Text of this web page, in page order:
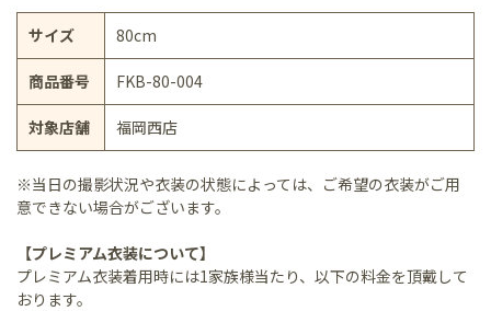
サイズ 80cm
商品番号 FKB-80-004
対象店舗 福岡西店
※当日の撮影状況や衣装の状態によっては、ご希望の衣装がご用
意できない場合がございます。
【プレミアム衣装について】
プレミアム衣装着用時には1家族様当たり、以下の料金を頂戴して
おります。